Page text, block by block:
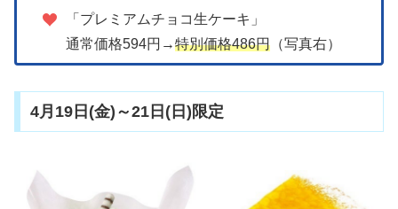
「プレミアムチョコ生ケーキ」
通常価格594円→特別価格486円（写真右）
4月19日(金)～21日(日)限定